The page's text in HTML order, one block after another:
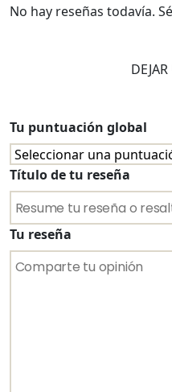
No hay reseñas todavía.
Tu puntuación global
Título de tu reseña
Tu reseña